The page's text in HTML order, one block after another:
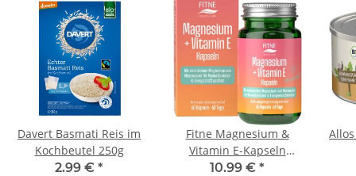
Davert Basmati Reis im
Kochbeutel 250g
2.99 € *
Fitne Magnesium &
Vitamin E-Kapseln
40g/60St.
10.99 € *